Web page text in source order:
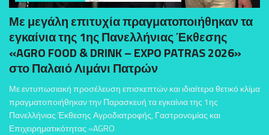
Με μεγάλη επιτυχία πραγματοποιήθηκαν τα
εγκαίνια της 1ης Πανελλήνιας Έκθεσης
«AGRO FOOD & DRINK – EXPO PATRAS 2026»
στο Παλαιό Λιμάνι Πατρών
Με εντυπωσιακή προσέλευση επισκεπτών και ιδιαίτερα θετικό κλίμα
πραγματοποιήθηκαν την Παρασκευή τα εγκαίνια της 1ης
Πανελλήνιας Έκθεσης Αγροδιατροφής, Γαστρονομίας και
Επιχειρηματικότητας «AGRO